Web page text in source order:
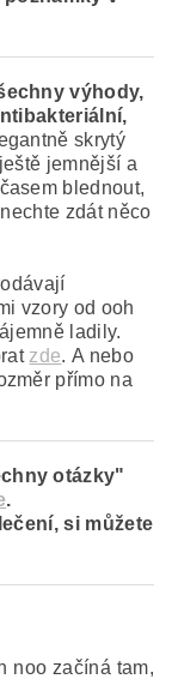
výhody,
skrytý
jemnější a
blednout,
zdát něco
vzory od ooh
ladily.
zde. A nebo
přímo na
otázky"
.
si můžete
noo začíná tam,